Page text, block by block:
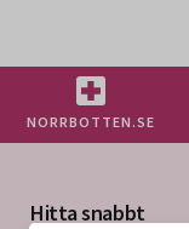
NORRBOTTEN.SE
Hitta snabbt